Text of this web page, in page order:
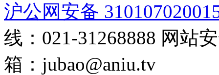
沪公网安备
线：021-31268888 网站
箱： jubao@aniu.tv